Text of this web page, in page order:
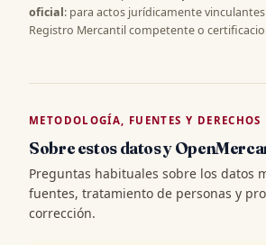
oficial: para actos jurídicamente
Registro Mercantil competente o
METODOLOGÍA, FUENTES Y DERECHOS
Sobre estos datos y
Preguntas habituales sobre los datos
fuentes, tratamiento de personas y
corrección.